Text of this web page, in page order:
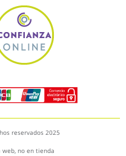
reservados 2025
web, no en tienda